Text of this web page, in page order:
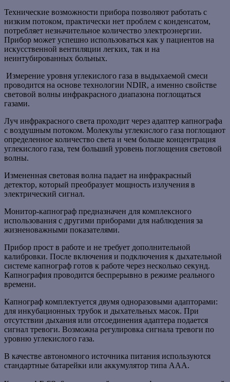
Технические возможности прибора позволяют работать с
низким потоком, практически нет проблем с конденсатом,
потребляет незначительное количество электроэнергии.
Прибор может успешно использоваться как у пациентов на
искусственной вентиляции легких, так и на
неинтубированных больных.
Измерение уровня углекислого газа в выдыхаемой смеси
проводится на основе технологии NDIR, а именно свойстве
световой волны инфракрасного диапазона поглощаться
газами.
Луч инфракрасного света проходит через адаптер капнографа
с воздушным потоком. Молекулы углекислого газа поглощают
определенное количество света и чем больше концентрация
углекислого газа, тем больший уровень поглощения световой
волны.
Измененная световая волна падает на инфракрасный
детектор, который преобразует мощность излучения в
электрический сигнал.
Монитор-капнограф предназначен для комплексного
использования с другими приборами для наблюдения за
жизненоважными показателями.
Прибор прост в работе и не требует дополнительной
калибровки. После включения и подключения к дыхательной
системе капнограф готов к работе через несколько секунд.
Капнография проводится беспрерывно в режиме реального
времени.
Капнограф комплектуется двумя одноразовыми адапторами:
для инкубационных трубок и дыхательных масок. При
отсутствии дыхания или отсоединения адаптера подается
сигнал тревоги. Возможна регулировка сигнала тревоги по
уровню углекислого газа.
В качестве автономного источника питания используются
стандартные батарейки или аккумулятор типа ААА.